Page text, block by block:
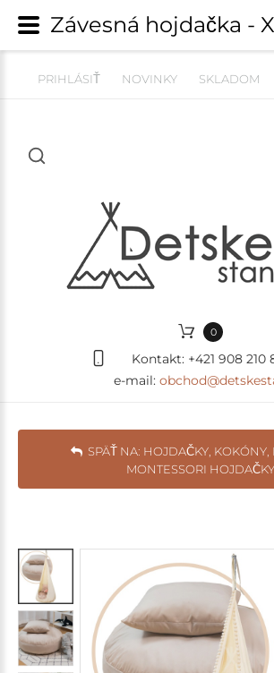
PRIHLÁSIŤ NOVINKY SKLADOM
0
Kontakt: +421 908 210
e-mail:
SPÄŤ NA: HOJDAČKY, KOKÓNY,
MONTESSORI HOJDAČKY